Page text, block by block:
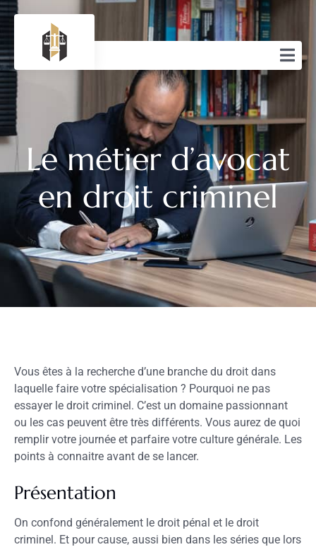
Le métier d’avocat
en droit criminel
Vous êtes à la recherche d’une branche du droit dans
laquelle faire votre spécialisation ? Pourquoi ne pas
essayer le droit criminel. C’est un domaine passionnant
ou les cas peuvent être très différents. Vous aurez de quoi
remplir votre journée et parfaire votre culture générale. Les
points à connaitre avant de se lancer.
Présentation
On confond généralement le droit pénal et le droit
criminel. Et pour cause, aussi bien dans les séries que lors